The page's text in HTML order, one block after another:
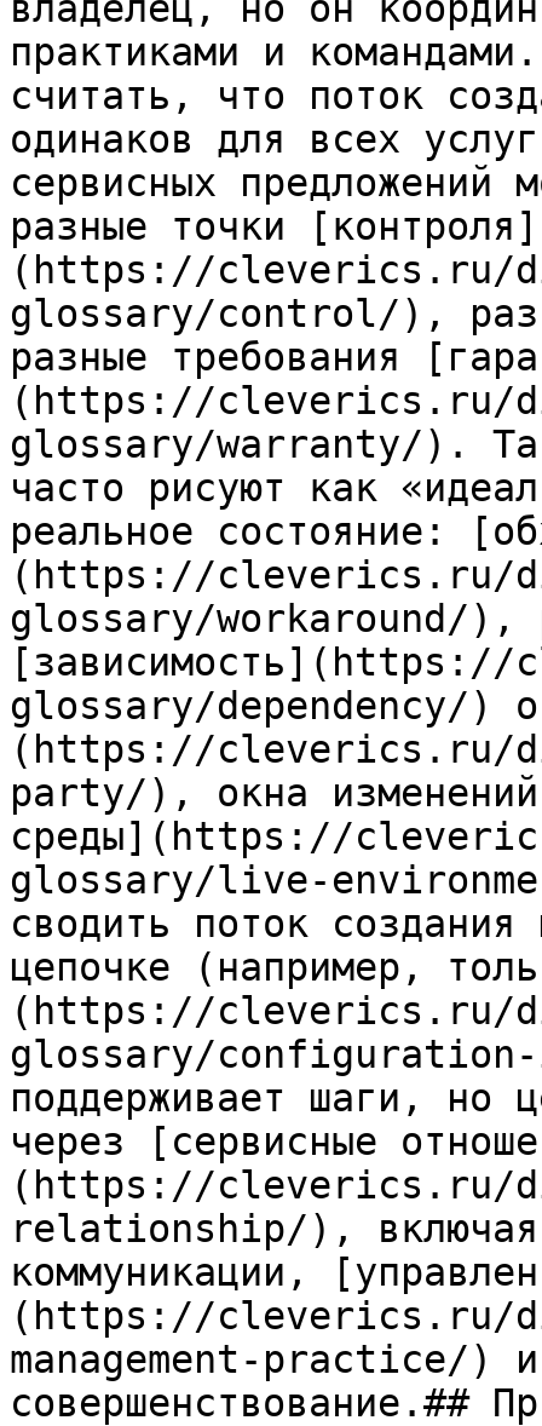
практиками и
считать, что поток
одинаков для всех
сервисных предложений
разные точки [контроля]
(https://cleverics.ru/
glossary/control/),
разные требования
(https://cleverics.ru/
glossary/warranty/).
часто рисуют как
реальное состояние:
(https://cleverics.ru/
glossary/workaround/),
glossary/dependency/)
(https://cleverics.ru/
party/), окна
среды](https://
glossary/live-
сводить поток создания
цепочке (например,
(https://cleverics.ru/
glossary/configuration-
поддерживает шаги, но
через [сервисные
(https://cleverics.ru/
relationship/), включая
коммуникации,
(https://cleverics.ru/
management-practice/) и
совершенствование.##